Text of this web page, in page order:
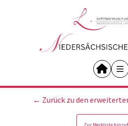
← Zurück zu den
Zur Merkliste